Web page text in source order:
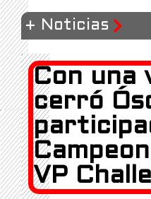
+ Noticias
Con una
cerró
VP